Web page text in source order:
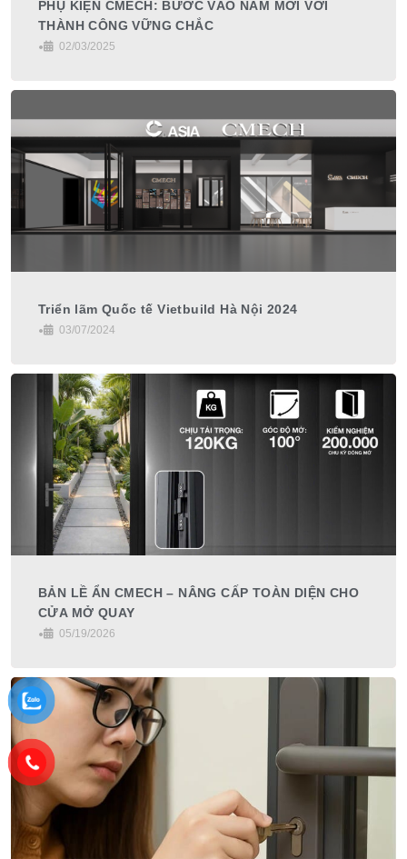
PHỤ KIỆN CMECH: BƯỚC VÀO NĂM MỚI VỚI
THÀNH CÔNG VỮNG CHẮC
•
02/03/2025
Triển lãm Quốc tế Vietbuild Hà Nội 2024
•
03/07/2024
BẢN LỀ ẨN CMECH – NÂNG CẤP TOÀN DIỆN CHO
CỬA MỞ QUAY
•
05/19/2026